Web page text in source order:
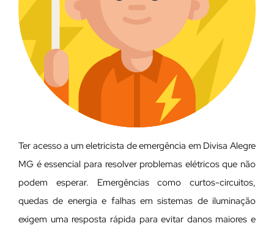
Ter acesso a um eletricista de emergência em Divisa Alegre
MG é essencial para resolver problemas elétricos que não
podem esperar. Emergências como curtos-circuitos,
quedas de energia e falhas em sistemas de iluminação
exigem uma resposta rápida para evitar danos maiores e